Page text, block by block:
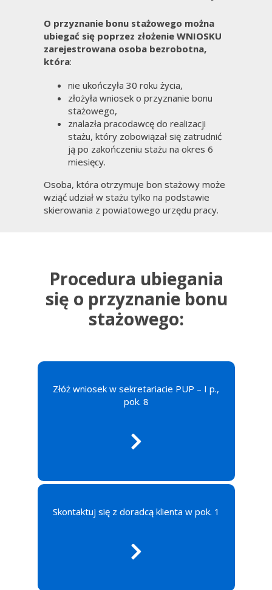
O przyznanie bonu stażowego można
ubiegać się poprzez złożenie WNIOSKU
zarejestrowana osoba bezrobotna,
która:
nie ukończyła 30 roku życia,
złożyła wniosek o przyznanie bonu
stażowego,
znalazła pracodawcę do realizacji
stażu, który zobowiązał się zatrudnić
ją po zakończeniu stażu na okres 6
miesięcy.
Osoba, która otrzymuje bon stażowy może
wziąć udział w stażu tylko na podstawie
skierowania z powiatowego urzędu pracy.
Procedura ubiegania
się o przyznanie bonu
stażowego:
Złóż wniosek w sekretariacie PUP – I p.,
pok. 8
Skontaktuj się z doradcą klienta w pok. 1